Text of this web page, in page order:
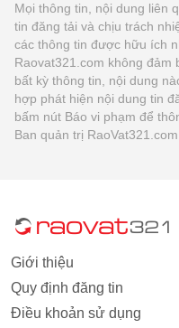
Mọi thông tin, nội dung liên
tin đăng tải và chịu trách
các thông tin được hữu ích
Raovat321.com không đảm
bất kỳ thông tin, nội dung
hợp phát hiện nội dung tin
bấm nút Báo vi phạm để
Ban quản trị RaoVat321.com.
Giới thiệu
Quy định đăng tin
Điều khoản sử dụng